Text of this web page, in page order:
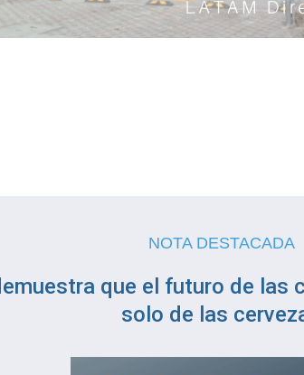
NOTA DESTACADA
que el futuro de las
solo de las